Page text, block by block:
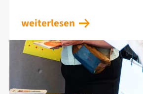
weiterlesen